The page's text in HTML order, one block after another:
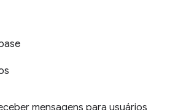
mensagens para usuários